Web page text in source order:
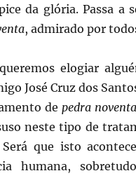
da glória. Passa a
, admirado por
elogiar
José Cruz dos
de pedra noventa
neste tipo de
que isto
humana,